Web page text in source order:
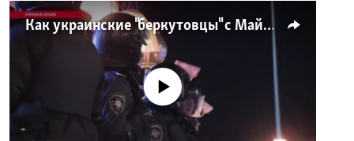
Как украинские "беркутовцы" с Майдана стали ОМОНом с Тверской
No media source currently available